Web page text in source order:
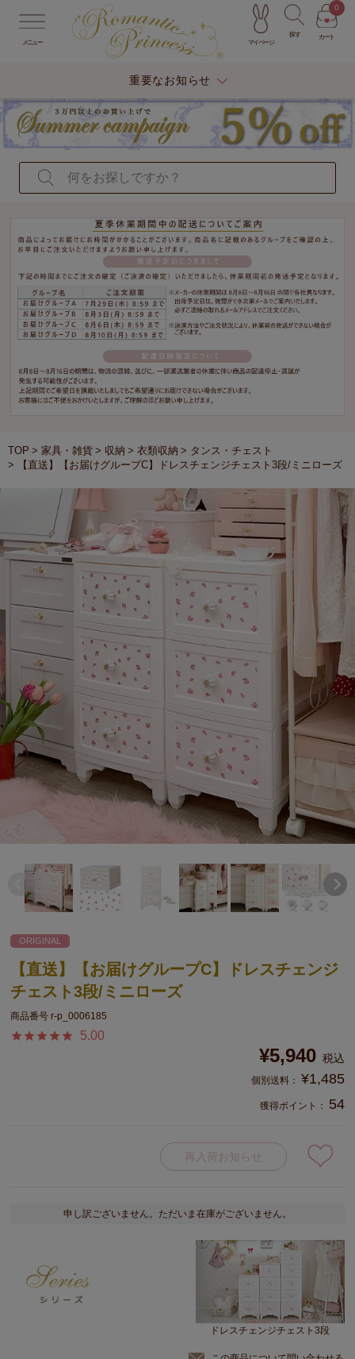
メニュー マイページ
探す カート
0
重要なお知らせ
TOP 家具・雑貨 収納 衣類収納
タンス・チェスト
【直送】【お届けグループC】ドレスチェンジチェスト3段/ミニローズ
ORIGINAL
【直送】【お届けグループC】ドレスチェンジ
チェスト3段/ミニローズ
商品番号 r-p_0006185
5.00
¥5,940 税込
¥1,485
獲得ポイント： 54
再入荷お知らせ
申し訳ございません。ただいま在庫がございません。
ドレスチェンジチェスト3段